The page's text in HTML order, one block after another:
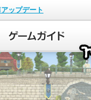
ップデート